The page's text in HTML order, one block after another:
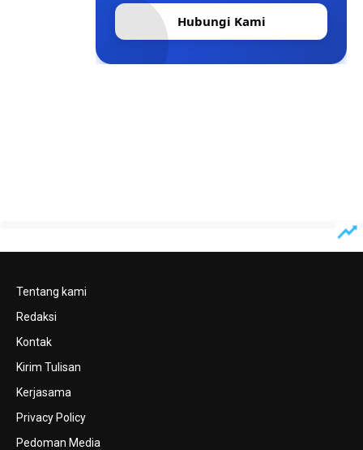
Hubungi Kami
Tentang kami
Redaksi
Kontak
Kirim Tulisan
Kerjasama
Privacy Policy
Pedoman Media